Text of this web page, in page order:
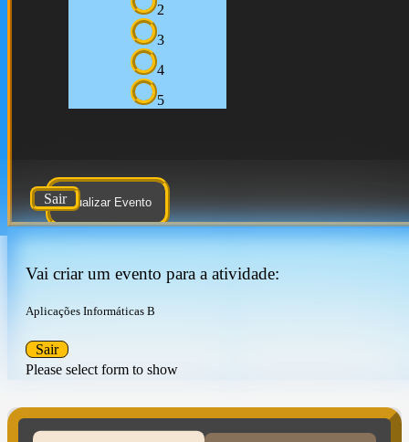
2
3
4
5
Atualizar Evento
Sair
Vai criar um evento para a atividade:
Aplicações Informáticas B
Please select form to show
Sair